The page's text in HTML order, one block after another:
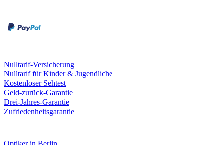
Nulltarif-Versicherung
Nulltarif für Kinder & Jugendliche
Kostenloser Sehtest
Geld-zurück-Garantie
Drei-Jahres-Garantie
Zufriedenheitsgarantie
Optiker in Berlin